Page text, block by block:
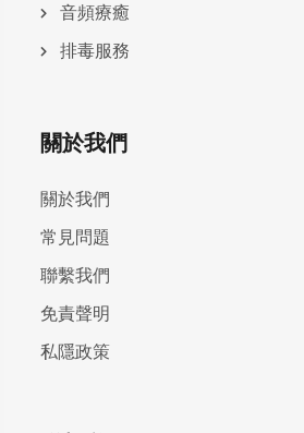
⾳頻療癒
排毒服務
關於我們
關於我們
常見問題
聯繫我們
免責聲明
私隱政策